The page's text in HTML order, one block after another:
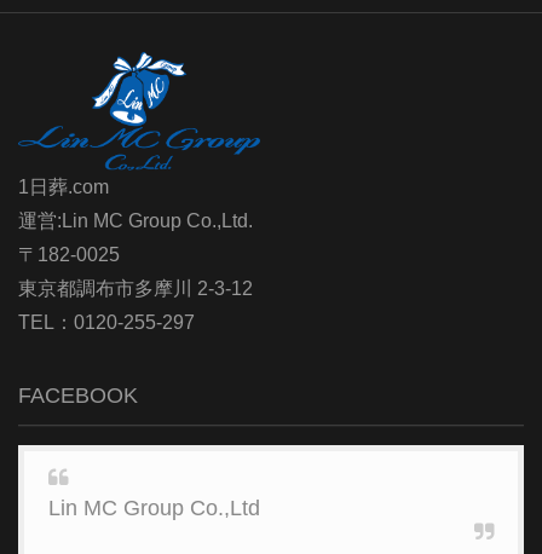
1日葬.com
運営:Lin MC Group Co.,Ltd.
〒182-0025
東京都調布市多摩川 2-3-12
TEL：0120-255-297
FACEBOOK
Lin MC Group Co.,Ltd